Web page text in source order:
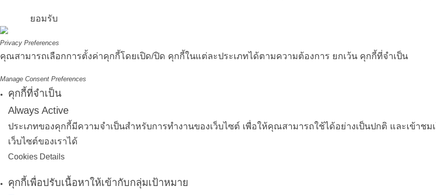
ยอมรับ
Privacy Preferences
คุณสามารถเลือกการตั้งค่าคุกกี้โดยเปิด/ปิด คุกกี้ในแต่ละประเภทได้ตามความต้องการ ยกเว้น คุกกี้ที่จำเป็น
Manage Consent Preferences
คุกกี้ที่จำเป็น
Always Active
ประเภทของคุกกี้มีความจำเป็นสำหรับการทำงานของเว็บไซต์ เพื่อให้คุณสามารถใช้ได้อย่างเป็นปกติ และเข้า
เว็บไซต์ของเราได้
Cookies Details
คุกกี้เพื่อปรับเนื้อหาให้เข้ากับกลุ่มเป้าหมาย